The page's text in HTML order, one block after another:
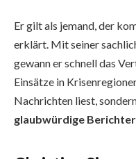
Er gilt als jemand, der
erklärt. Mit seiner
gewann er schnell das
Einsätze in
Nachrichten liest,
glaubwürdige